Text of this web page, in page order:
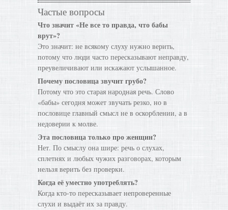
Частые вопросы
Что значит «Не все то правда, что бабы
врут»?
Это значит: не всякому слуху нужно верить,
потому что люди часто пересказывают неправду,
преувеличивают или искажают услышанное.
Почему пословица звучит грубо?
Потому что это старая народная речь. Слово
«бабы» сегодня может звучать резко, но в
пословице главный смысл не в оскорблении, а в
недоверии к молве.
Эта пословица только про женщин?
Нет. По смыслу она шире: речь о слухах,
сплетнях и любых чужих разговорах, которым
нельзя верить без проверки.
Когда её уместно употреблять?
Когда кто-то пересказывает непроверенные
слухи и выдаёт их за правду.